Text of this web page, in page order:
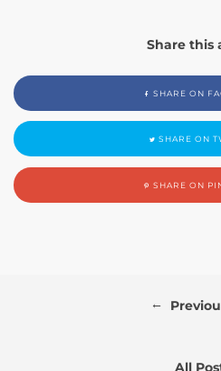
Share this
SHARE ON
SHARE ON
SHARE ON
←
All